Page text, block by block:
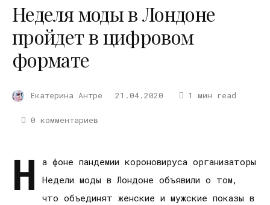
Неделя моды в Лондоне
пройдет в цифровом
формате
Екатерина Антре 21.04.2020 1 мин read
0 комментариев
Н
а фоне пандемии короновируса организаторы
Недели моды в Лондоне объявили о том,
что объединят женские и мужские показы в